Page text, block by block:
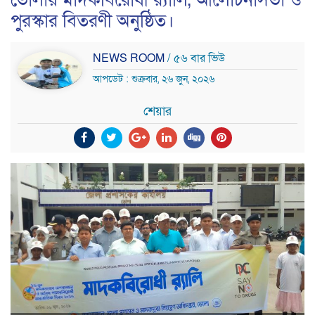
পুরস্কার বিতরণী অনুষ্ঠিত।
NEWS ROOM/ ৫৬ বার ভিউ
আপডেট : শুক্রবার, ২৬ জুন, ২০২৬
শেয়ার